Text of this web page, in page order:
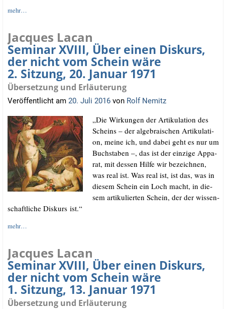
mehr…
Jacques Lacan
Seminar XVIII, Über einen Diskurs,
der nicht vom Schein wäre
2. Sitzung, 20. Januar 1971
Übersetzung und Erläuterung
Veröffentlicht am 20. Juli 2016 von Rolf Nemitz
„Die Wir­kun­gen der Arti­ku­la­ti­on des
Scheins – der alge­bra­ischen Arti­ku­la­ti­
on, mei­ne ich, und dabei geht es nur um
Buch­sta­ben –, das ist der ein­zi­ge Appa­
rat, mit des­sen Hil­fe wir bezeich­nen,
was real ist. Was real ist, ist das, was in
die­sem Schein ein Loch macht, in die­
sem arti­ku­lier­ten Schein, der der wis­sen­
schaft­li­che Dis­kurs ist.“
mehr…
Jacques Lacan
Seminar XVIII, Über einen Diskurs,
der nicht vom Schein wäre
1. Sitzung, 13. Januar 1971
Übersetzung und Erläuterung